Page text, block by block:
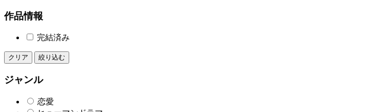
作品情報
完結済み
クリア 絞り込む
ジャンル
恋愛